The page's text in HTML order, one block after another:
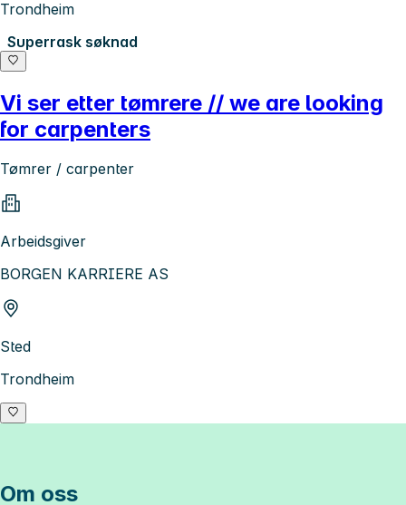
Trondheim
Superrask søknad
Vi ser etter tømrere // we are looking
for carpenters
Tømrer / carpenter
Arbeidsgiver
BORGEN KARRIERE AS
Sted
Trondheim
Om oss